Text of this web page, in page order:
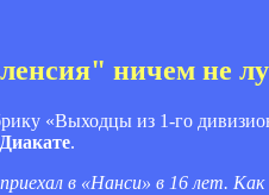
ничем не
«Выходцы из 1-го
.
в «Нанси» в 16 лет.